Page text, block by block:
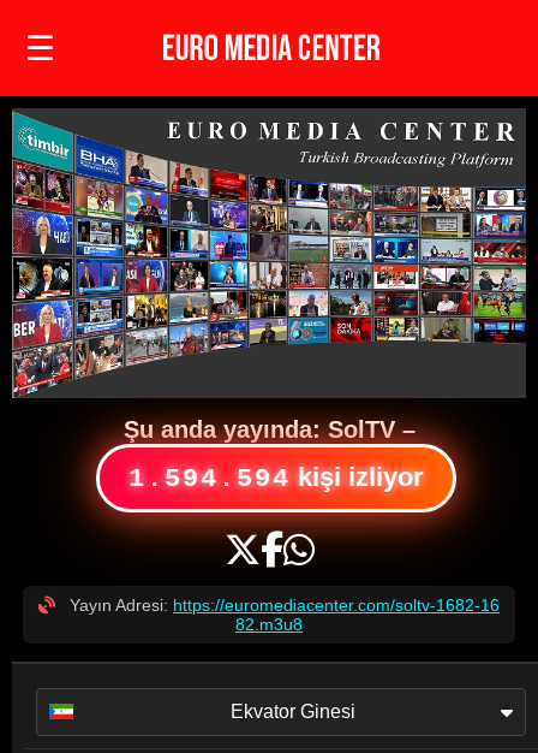
☰
Şu anda yayında:SolTV–
1.594.594kişi izliyor
Yayın Adresi: https://euromediacenter.com/soltv-1682-16
82.m3u8
Ekvator Ginesi